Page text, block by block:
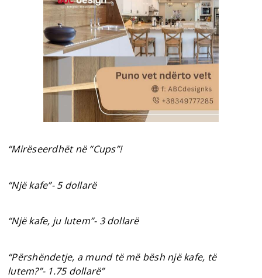
“Mirëseerdhët në “Cups”!
“Një kafe”- 5 dollarë
“Një kafe, ju lutem”- 3 dollarë
“Përshëndetje, a mund të më bësh një kafe, të
lutem?”- 1.75 dollarë”